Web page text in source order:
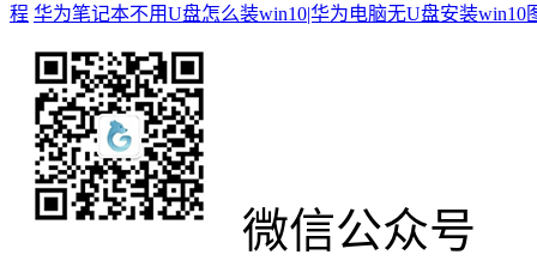
程 华为笔记本不用U盘怎么装win10|华为电脑无U盘安装win10
微信公众号